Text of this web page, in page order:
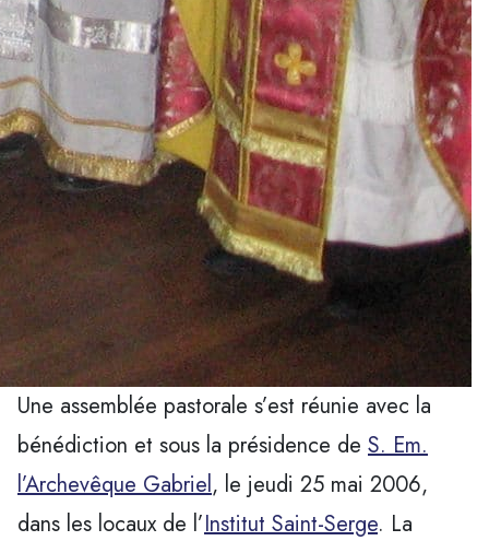
Une assemblée pastorale s’est réunie avec la
bénédiction et sous la présidence de S. Em.
l’Archevêque Gabriel, le jeudi 25 mai 2006,
dans les locaux de l’Institut Saint-Serge. La